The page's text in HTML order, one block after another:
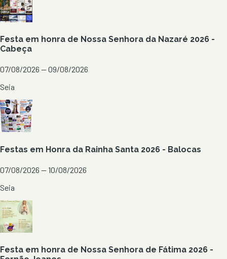
Festa em honra de Nossa Senhora da Nazaré 2026 -
Cabeça
07/08/2026 — 09/08/2026
Seia
Festas em Honra da Rainha Santa 2026 - Balocas
07/08/2026 — 10/08/2026
Seia
Festa em honra de Nossa Senhora de Fátima 2026 -